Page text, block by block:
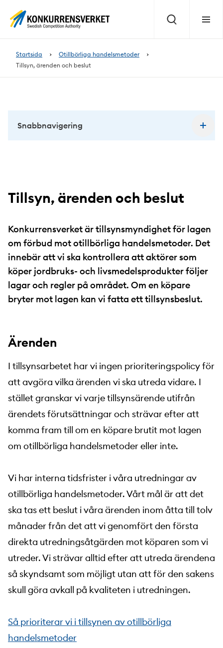
Sök Meny
Startsida
Otillbörliga handelsmetoder
Tillsyn, ärenden och beslut
Tillsyn, ärenden och beslut
Konkurrensverket är tillsynsmyndighet för lagen
om förbud mot otillbörliga handelsmetoder. Det
innebär att vi ska kontrollera att aktörer som
köper jordbruks- och livsmedelsprodukter följer
lagar och regler på området. Om en köpare
bryter mot lagen kan vi fatta ett tillsynsbeslut.
Ärenden
I tillsynsarbetet har vi ingen prioriteringspolicy för
att avgöra vilka ärenden vi ska utreda vidare. I
stället granskar vi varje tillsynsärende utifrån
ärendets förutsättningar och strävar efter att
komma fram till om en köpare brutit mot lagen
om otillbörliga handelsmetoder eller inte.
Vi har interna tidsfrister i våra utredningar av
otillbörliga handelsmetoder. Vårt mål är att det
ska tas ett beslut i våra ärenden inom åtta till tolv
månader från det att vi genomfört den första
direkta utredningsåtgärden mot köparen som vi
utreder. Vi strävar alltid efter att utreda ärendena
så skyndsamt som möjligt utan att för den sakens
skull göra avkall på kvaliteten i utredningen.
Så prioriterar vi i tillsynen av otillbörliga
handelsmetoder
Snabbnavigering